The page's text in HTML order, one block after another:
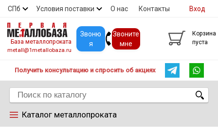
СПб Условия поставки О нас Контакты
Скидки Прайс Покупателям
Вход
База металлопроката
metall@1metallobaza.ru
Звоню
я
Звоните
мне
Корзина
пуста
Получить консультацию и спросить об акциях
Каталог металлопроката